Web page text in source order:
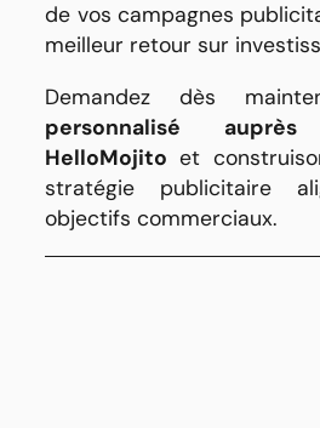
de vos campagnes
meilleur retour sur
Demandez dès
personnalisé
HelloMojito et
stratégie publicitaire
objectifs commerciaux.